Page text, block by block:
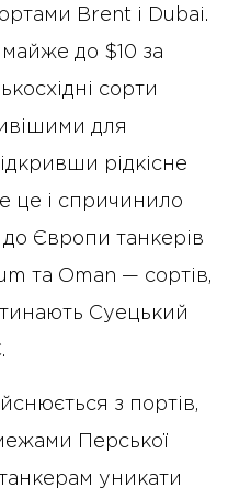
Brent і Dubai.
до $10 за
сорти
для
рідкісне
це і спричинило
Європи танкерів
та Oman — сортів,
Суецький
з портів,
Перської
уникати